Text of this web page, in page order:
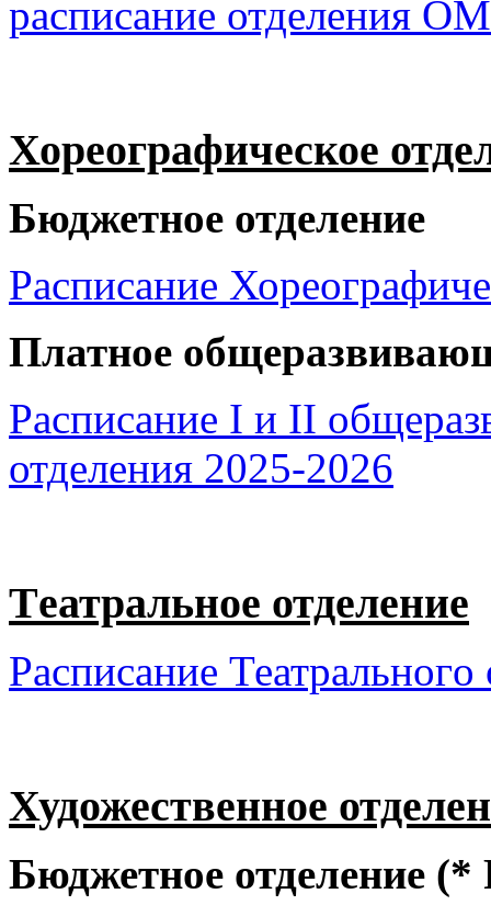
рaсписание отделения
Хореографическое
Бюджетное отделение
Рaсписaние
Платное
Расписание I и II
отделения 2025-2026
Тeатральное отделение
Расписание
Художественное
Бюджетное отделение (*